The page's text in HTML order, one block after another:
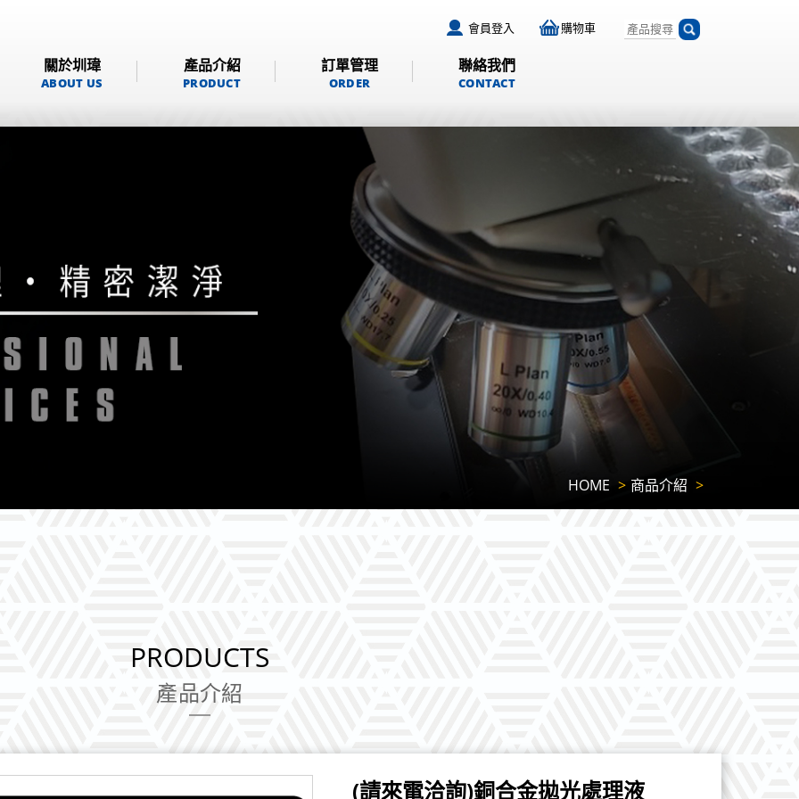
會員登入 購物車
關於圳瑋
ABOUT US
產品介紹
PRODUCT
訂單管理
ORDER
聯絡我們
CONTACT
HOME 商品介紹
PRODUCTS
產品介紹
(請來電洽詢)銅合金拋光處理液